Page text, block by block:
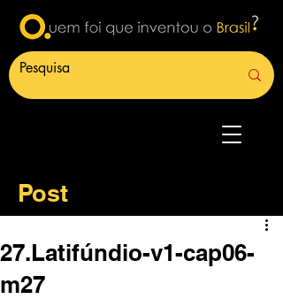
Post
27.Latifúndio-v1-cap06-
m27